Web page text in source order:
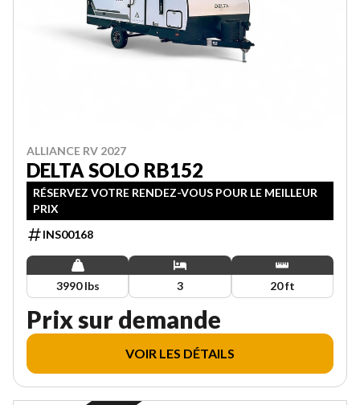
ALLIANCE RV 2027
DELTA SOLO RB152
RÉSERVEZ VOTRE RENDEZ-VOUS POUR LE MEILLEUR
PRIX
INS00168
3990 lbs 3 20 ft
Prix sur demande
VOIR LES DÉTAILS